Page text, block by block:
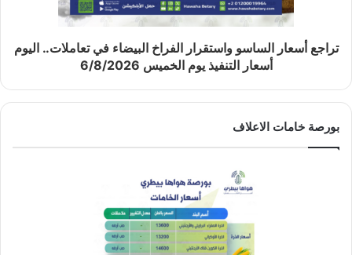
تراجع أسعار الساسو واستقرار الفراخ البيضاء في تعاملات.. اليوم
أسعار التنفيذ يوم الخميس 6/8/2026
بورصة خامات الاعلاف